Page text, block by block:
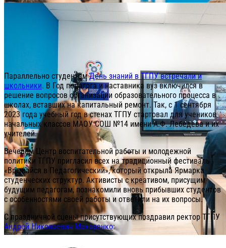
Параллельно студентамДень знаний в ТГПУ встречали и
школьники. В Год педагога и наставника вуз включился в
решение вопросов организации образовательного процесса в
школах, вставших на капитальный ремонт. Так, с 1 сентября
2023 года учебный год в стенах ТГПУ стартовал для учеников
начальных классов МАОУ СОШ №14 имени А.Ф. Лебедева и их
учителей.
Вечером Центр воспитательной работы и молодежной
политики ТГПУ пригласил всех на традиционный фестиваль
«Врывайся в Педагогический», который открыла Ярмарка
студенческих структур. Активисты с креативом, присущим
будущим педагогам, познакомили вновь прибывших студентов
с особенностями своей работы и ответили на их вопросы.
С праздничной сцены присутствующих поздравил ректор ТГПУ
Андрей Николаевич Макаренко: